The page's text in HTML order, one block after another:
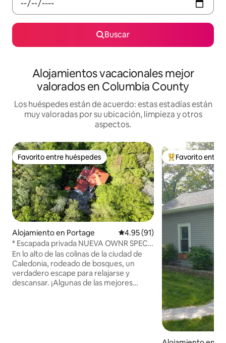
Buscar
Alojamientos vacacionales mejor
valorados en Columbia County
Los huéspedes están de acuerdo: estas estadías están
muy valoradas por su ubicación, limpieza y otros
aspectos.
Favorito entre huéspedes
Favorito entre huéspedes
Alojamiento en Portage Calificación promedio: 4.95 de
4.95 (91)
* Escapada privada NUEVA OWNR SPECL
con sauna y jacuzzi
En lo alto de las colinas de la ciudad de
Caledonia, rodeado de bosques, un
verdadero escape para relajarse y
descansar. ¡Algunas de las mejores
Favorito entre
Favorito entre